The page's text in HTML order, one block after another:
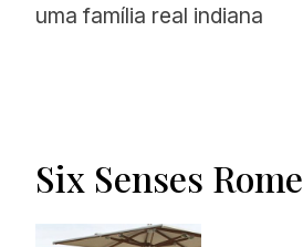
uma família real indiana
Six Senses Rome